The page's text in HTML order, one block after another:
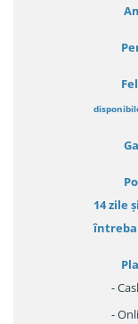
14 zile
-
-